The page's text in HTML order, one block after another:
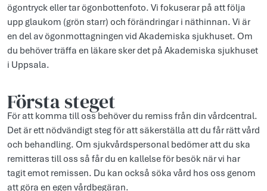
ögontryck eller tar ögonbottenfoto. Vi fokuserar på att följa
upp glaukom (grön starr) och förändringar i näthinnan. Vi är
en del av ögonmottagningen vid Akademiska sjukhuset. Om
du behöver träffa en läkare sker det på Akademiska sjukhuset
i Uppsala.
Första steget
För att komma till oss behöver du remiss från din vårdcentral.
Det är ett nödvändigt steg för att säkerställa att du får rätt vård
och behandling. Om sjukvårdspersonal bedömer att du ska
remitteras till oss så får du en kallelse för besök när vi har
tagit emot remissen. Du kan också söka vård hos oss genom
att göra en egen vårdbegäran.